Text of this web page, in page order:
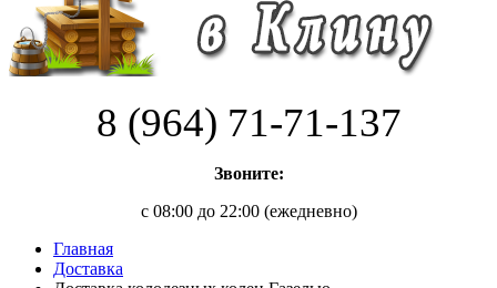
8 (964) 71-71-137
Звоните:
с 08:00 до 22:00 (ежедневно)
Главная
Доставка